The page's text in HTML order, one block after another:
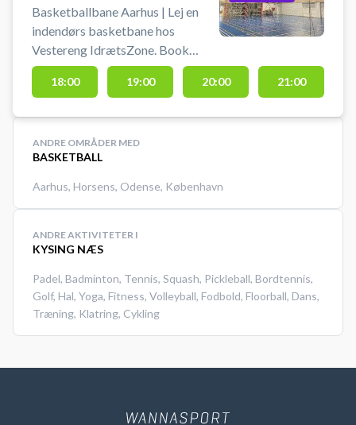
Basketballbane Aarhus | Lej en
indendørs basketbane hos
Vestereng IdrætsZone. Book
basketballbane og spil basketball
i Aarhus på en indendørsbane hos
60 min. ad gangen. Medbring egen
bold. Gratis parkering ved grus
parkeringen 50 meter fra hallen.
18:00 19:00 20:00 21:00
ANDRE OMRÅDER MED
BASKETBALL
Aarhus, Horsens, Odense, København
ANDRE AKTIVITETER I
KYSING NÆS
Padel, Badminton, Tennis, Squash, Pickleball, Bordtennis,
Golf, Hal, Yoga, Fitness, Volleyball, Fodbold, Floorball, Dans,
Træning, Klatring, Cykling